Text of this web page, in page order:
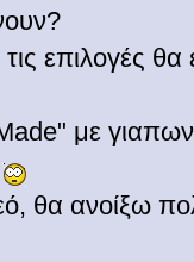
επιλογές θα
με
θα ανοίξω